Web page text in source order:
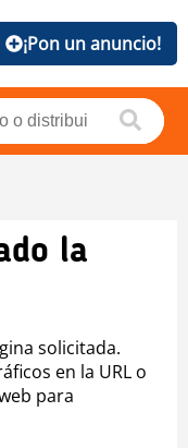
¡Pon un anuncio!
la
solicitada.
en la URL o
para